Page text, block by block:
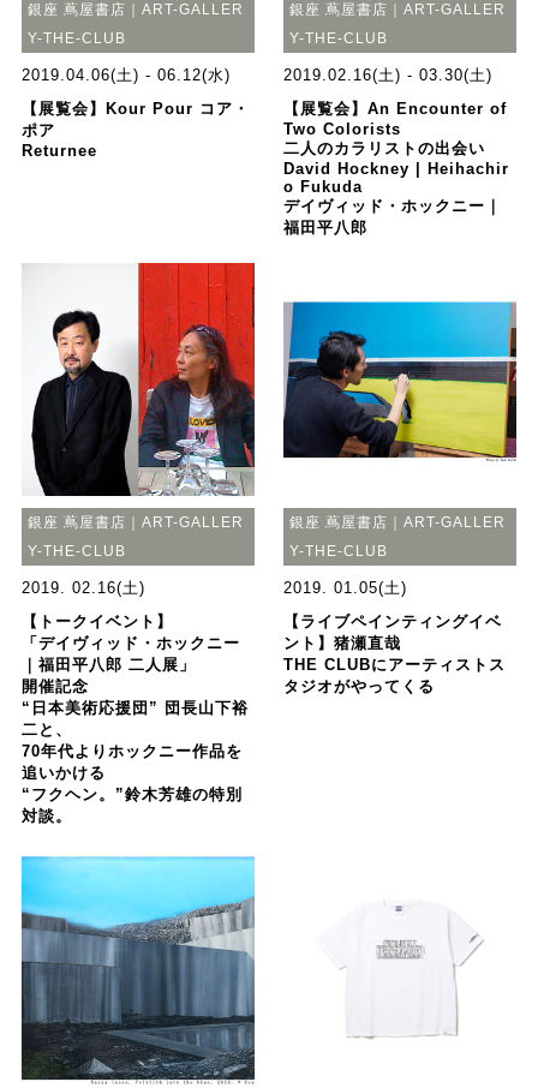
銀座 蔦屋書店｜ART-GALLER
Y-THE-CLUB
2019.04.06(土) - 06.12(水)
【展覧会】Kour Pour コア・
ポア
Returnee
銀座 蔦屋書店｜ART-GALLER
Y-THE-CLUB
2019.02.16(土) - 03.30(土)
【展覧会】An Encounter of
Two Colorists
二人のカラリストの出会い
David Hockney | Heihachir
o Fukuda
デイヴィッド・ホックニー｜
福田平八郎
銀座 蔦屋書店｜ART-GALLER
Y-THE-CLUB
2019. 02.16(土)
【トークイベント】
「デイヴィッド・ホックニー
｜福田平八郎 二人展」
開催記念
“日本美術応援団” 団長山下裕
二と、
70年代よりホックニー作品を
追いかける
“フクヘン。”鈴木芳雄の特別
対談。
銀座 蔦屋書店｜ART-GALLER
Y-THE-CLUB
2019. 01.05(土)
【ライブペインティングイベ
ント】猪瀬直哉
THE CLUBにアーティストス
タジオがやってくる